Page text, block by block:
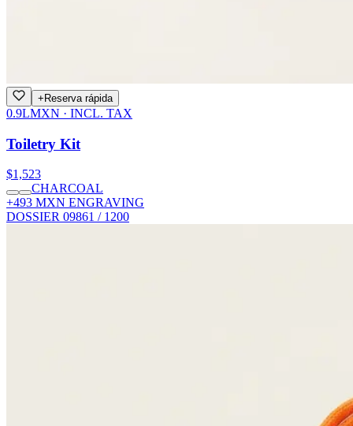
+ Reserva rápida
0.9LMXN · INCL. TAX
Toiletry Kit
$1,523
CHARCOAL
+493 MXN ENGRAVING
DOSSIER 09861 / 1200